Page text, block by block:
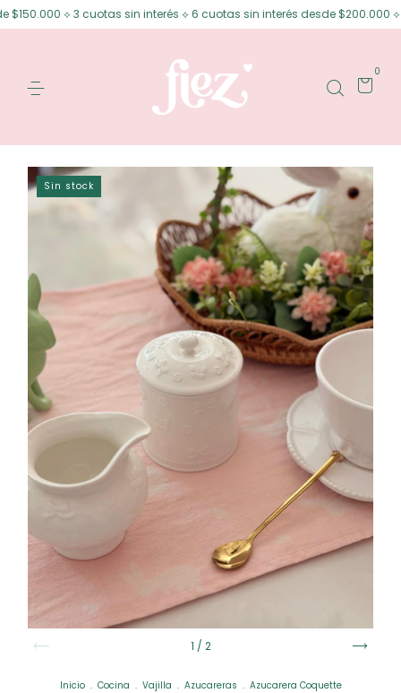
⟡ 3 cuotas sin interés ⟡ 6 cuotas sin interés desde $200.000 ⟡
0
Sin stock
1 / 2
Inicio . Cocina . Vajilla . Azucareras . Azucarera Coquette